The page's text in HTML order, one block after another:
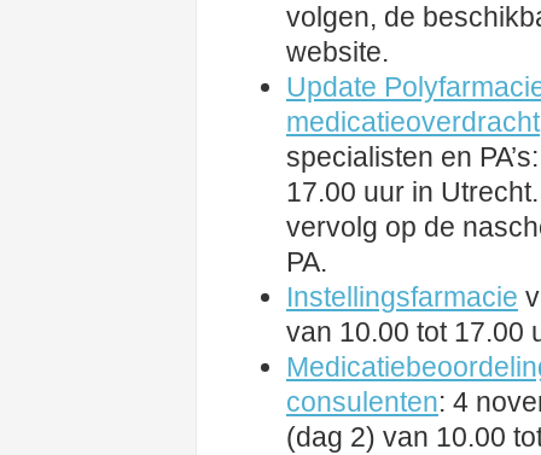
volgen, de
website.
Update
medicatieoverdracht
specialisten en
17.00 uur in
vervolg op de
PA.
Instellingsfarmacie
van 10.00 tot 17.00
consulenten: 4
(dag 2) van 10.00